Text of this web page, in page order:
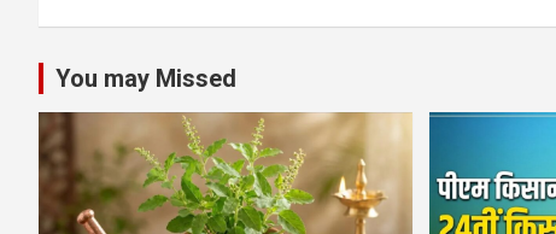
You may Missed